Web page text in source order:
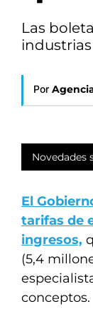
Las
Por
Novedades
El
tarifas de
ingresos,
(5,4
conceptos.